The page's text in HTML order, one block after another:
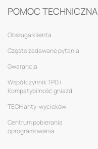
POMOC TECHNICZNA
Obsługa klienta
Często zadawane pytania
Gwarancja
Współczynnik TPD i
Kompatybilność gniazd
TECH anty-wycieków
Centrum pobierania
oprogramowania